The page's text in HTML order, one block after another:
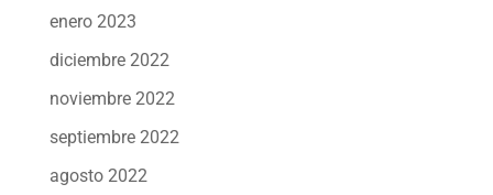
enero 2023
diciembre 2022
noviembre 2022
septiembre 2022
agosto 2022